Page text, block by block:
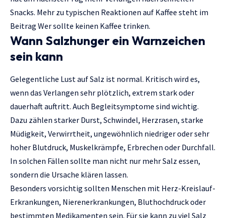
Snacks. Mehr zu typischen Reaktionen auf Kaffee steht im
Beitrag Wer sollte keinen Kaffee trinken.
Wann Salzhunger ein Warnzeichen
sein kann
Gelegentliche Lust auf Salz ist normal. Kritisch wird es,
wenn das Verlangen sehr plötzlich, extrem stark oder
dauerhaft auftritt. Auch Begleitsymptome sind wichtig.
Dazu zählen starker Durst, Schwindel, Herzrasen, starke
Müdigkeit, Verwirrtheit, ungewöhnlich niedriger oder sehr
hoher Blutdruck, Muskelkrämpfe, Erbrechen oder Durchfall.
In solchen Fällen sollte man nicht nur mehr Salz essen,
sondern die Ursache klären lassen.
Besonders vorsichtig sollten Menschen mit Herz-Kreislauf-
Erkrankungen, Nierenerkrankungen, Bluthochdruck oder
bestimmten Medikamenten sein. Für sie kann zu viel Salz